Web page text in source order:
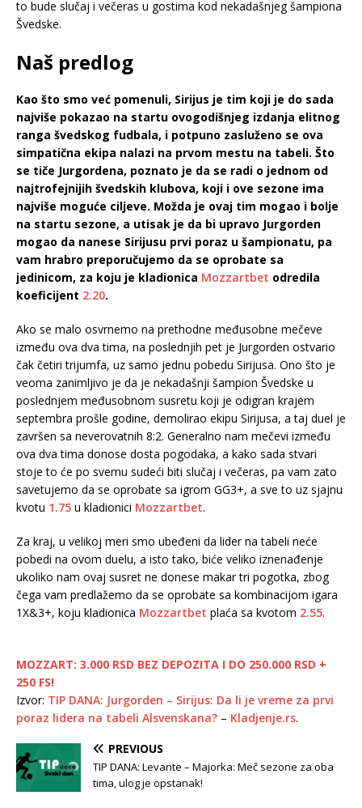
to bude slučaj i večeras u gostima kod nekadašnjeg šampiona
Švedske.
Naš predlog
Kao što smo već pomenuli, Sirijus je tim koji je do sada
najviše pokazao na startu ovogodišnjeg izdanja elitnog
ranga švedskog fudbala, i potpuno zasluženo se ova
simpatična ekipa nalazi na prvom mestu na tabeli. Što
se tiče Jurgordena, poznato je da se radi o jednom od
najtrofejnijih švedskih klubova, koji i ove sezone ima
najviše moguće ciljeve. Možda je ovaj tim mogao i bolje
na startu sezone, a utisak je da bi upravo Jurgorden
mogao da nanese Sirijusu prvi poraz u šampionatu, pa
vam hrabro preporučujemo da se oprobate sa
jedinicom, za koju je kladionica Mozzartbet odredila
koeficijent 2.20.
Ako se malo osvrnemo na prethodne međusobne mečeve
između ova dva tima, na poslednjih pet je Jurgorden ostvario
čak četiri trijumfa, uz samo jednu pobedu Sirijusa. Ono što je
veoma zanimljivo je da je nekadašnji šampion Švedske u
poslednjem međusobnom susretu koji je odigran krajem
septembra prošle godine, demolirao ekipu Sirijusa, a taj duel je
završen sa neverovatnih 8:2. Generalno nam mečevi između
ova dva tima donose dosta pogodaka, a kako sada stvari
stoje to će po svemu sudeći biti slučaj i večeras, pa vam zato
savetujemo da se oprobate sa igrom GG3+, a sve to uz sjajnu
kvotu 1.75 u kladionici Mozzartbet.
Za kraj, u velikoj meri smo ubeđeni da lider na tabeli neće
pobedi na ovom duelu, a isto tako, biće veliko iznenađenje
ukoliko nam ovaj susret ne donese makar tri pogotka, zbog
čega vam predlažemo da se oprobate sa kombinacijom igara
1X&3+, koju kladionica Mozzartbet plaća sa kvotom 2.55.
MOZZART: 3.000 RSD BEZ DEPOZITA I DO 250.000 RSD +
250 FS!
Izvor: TIP DANA: Jurgorden – Sirijus: Da li je vreme za prvi
poraz lidera na tabeli Alsvenskana? – Kladjenje.rs.
PREVIOUS
TIP DANA: Levante – Majorka: Meč sezone za oba
tima, ulog je opstanak!